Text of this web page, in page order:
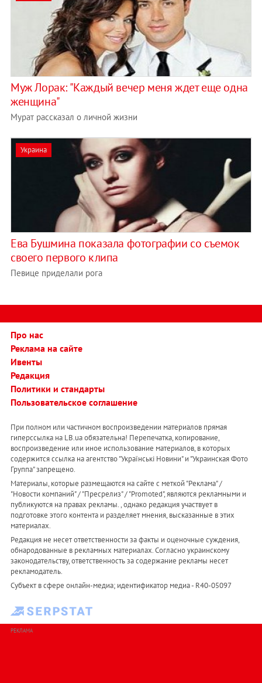
Муж Лорак: "Каждый вечер меня ждет еще одна
женщина"
Мурат рассказал о личной жизни
Украина
Ева Бушмина показала фотографии со съемок
своего первого клипа
Певице приделали рога
Про нас
Реклама на сайте
Ивенты
Редакция
Политики и стандарты
Пользовательское соглашение
При полном или частичном воспроизведении материалов прямая
гиперссылка на LB.ua обязательна! Перепечатка, копирование,
воспроизведение или иное использование материалов, в которых
содержится ссылка на агентство "Українськi Новини" и "Украинская Фото
Группа" запрещено.
Материалы, которые размещаются на сайте с меткой "Реклама" /
"Новости компаний" / "Пресрелиз" / "Promoted", являются рекламными и
публикуются на правах рекламы. , однако редакция участвует в
подготовке этого контента и разделяет мнения, высказанные в этих
материалах.
Редакция не несет ответственности за факты и оценочные суждения,
обнародованные в рекламных материалах. Согласно украинскому
законодательству, ответственность за содержание рекламы несет
рекламодатель.
Субъект в сфере онлайн-медиа; идентификатор медиа - R40-05097
РЕКЛАМА